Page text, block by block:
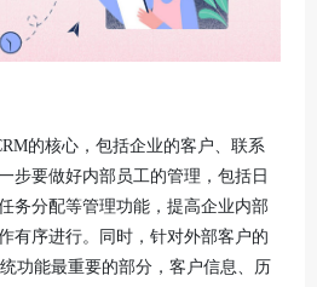
的核心，包括企业的客户、联系
步要做好内部员工的管理，包括日
务分配等管理功能，提高企业内部
有序进行。同时，针对外部客户的
功能最重要的部分，客户信息、历